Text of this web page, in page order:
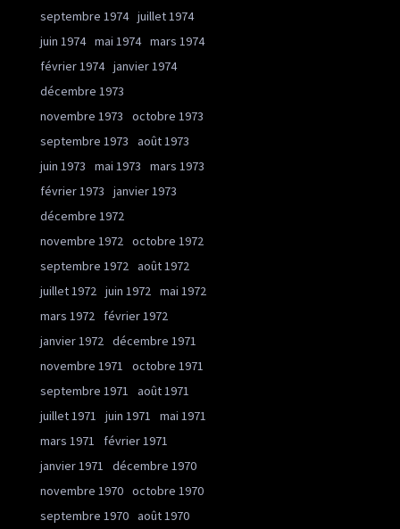
septembre 1974 juillet 1974
juin 1974 mai 1974 mars 1974
février 1974 janvier 1974
décembre 1973
novembre 1973
octobre 1973
septembre 1973
août 1973
juin 1973
mai 1973
mars 1973
février 1973
janvier 1973
décembre 1972
novembre 1972
octobre 1972
septembre 1972
août 1972
juillet 1972
juin 1972
mai 1972
mars 1972
février 1972
janvier 1972
décembre 1971
novembre 1971
octobre 1971
septembre 1971
août 1971
juillet 1971
juin 1971
mai 1971
mars 1971
février 1971
janvier 1971
décembre 1970
novembre 1970 octobre 1970
septembre 1970 août 1970